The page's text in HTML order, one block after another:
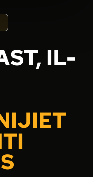
IL-